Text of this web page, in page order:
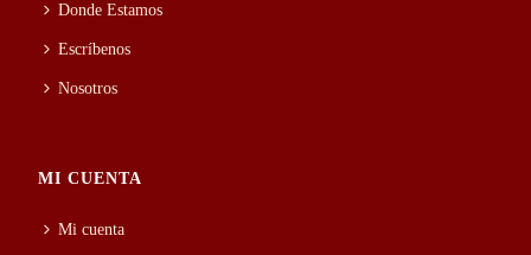
Donde Estamos
Escríbenos
Nosotros
MI CUENTA
Mi cuenta